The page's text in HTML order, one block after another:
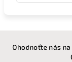
Ohodnoťte nás